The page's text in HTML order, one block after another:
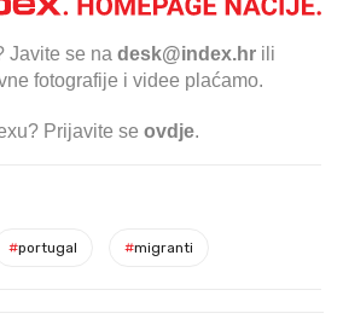
Javite se na desk@index.hr ili
fotografije i videe plaćamo.
Prijavite se ovdje.
#portugal #migranti